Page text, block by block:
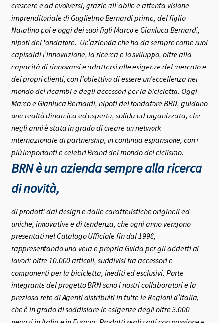
crescere e ad evolversi, grazie all’abile e attenta visione
imprenditoriale di Guglielmo Bernardi prima, del figlio
Natalino poi e oggi dei suoi figli Marco e Gianluca Bernardi,
nipoti del fondatore. Un’azienda che ha da sempre come suoi
capisaldi l’innovazione, la ricerca e lo sviluppo, oltre alla
capacità di rinnovarsi e adattarsi alle esigenze del mercato e
dei propri clienti, con l’obiettivo di essere un’eccellenza nel
mondo dei ricambi e degli accessori per la bicicletta. Oggi
Marco e Gianluca Bernardi, nipoti del fondatore BRN, guidano
una realtà dinamica ed esperta, solida ed organizzata, che
negli anni è stata in grado di creare un network
internazionale di partnership, in continua espansione, con i
più importanti e celebri Brand del mondo del ciclismo.
BRN è un azienda sempre alla ricerca
di novità,
di prodotti dal design e dalle caratteristiche originali ed
uniche, innovative e di tendenza, che ogni anno vengono
presentati nel Catalogo Ufficiale fin dal 1998,
rappresentando una vera e propria Guida per gli addetti ai
lavori: oltre 10.000 articoli, suddivisi fra accessori e
componenti per la bicicletta, inediti ed esclusivi. Parte
integrante del progetto BRN sono i nostri collaboratori e la
preziosa rete di Agenti distribuiti in tutte le Regioni d’Italia,
che è in grado di soddisfare le esigenze degli oltre 3.000